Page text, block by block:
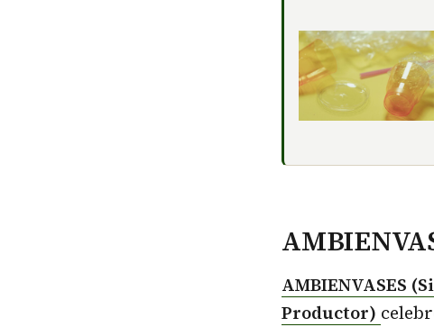
AMBIENVASES
Productor)